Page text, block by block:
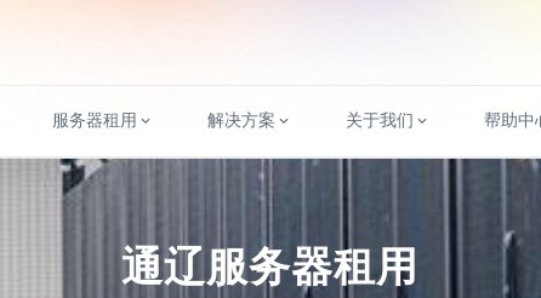
服务器租用 解决方案 关于我们 帮助中
通辽服务器租用